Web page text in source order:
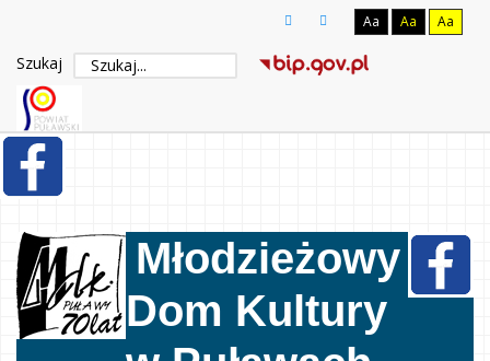
Aa Aa Aa
Szukaj
Młodzieżowy
Dom Kultury